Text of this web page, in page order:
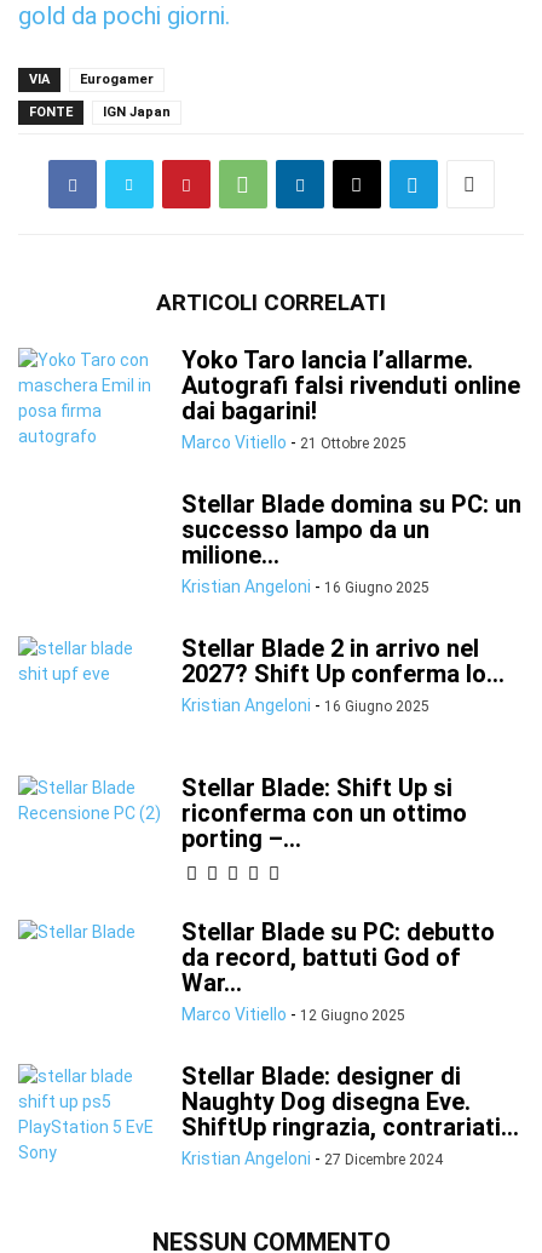
gold da pochi giorni.
VIA Eurogamer
FONTE IGN Japan
ARTICOLI CORRELATI
Yoko Taro lancia l’allarme.
Autografi falsi rivenduti online
dai bagarini!
Marco Vitiello - 21 Ottobre 2025
Stellar Blade domina su PC: un
successo lampo da un
milione...
Kristian Angeloni - 16 Giugno 2025
Stellar Blade 2 in arrivo nel
2027? Shift Up conferma lo...
Kristian Angeloni - 16 Giugno 2025
Stellar Blade: Shift Up si
riconferma con un ottimo
porting –...
Stellar Blade su PC: debutto
da record, battuti God of
War...
Marco Vitiello - 12 Giugno 2025
Stellar Blade: designer di
Naughty Dog disegna Eve.
ShiftUp ringrazia, contrariati...
Kristian Angeloni - 27 Dicembre 2024
NESSUN COMMENTO